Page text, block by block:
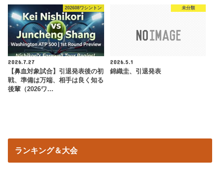
202608ワシントン
2026.7.27
【鼻血対象試合】引退発表後の初
戦、準備は万端、相手は良く知る
後輩（2026ワ…
未分類
2026.5.1
錦織圭、引退発表
ランキング＆大会